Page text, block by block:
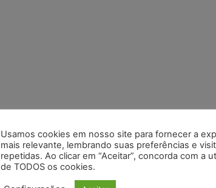
Usamos cookies em nosso site para fornecer a
mais relevante, lembrando suas preferências e
repetidas. Ao clicar em “Aceitar”, concorda com a
de TODOS os cookies.